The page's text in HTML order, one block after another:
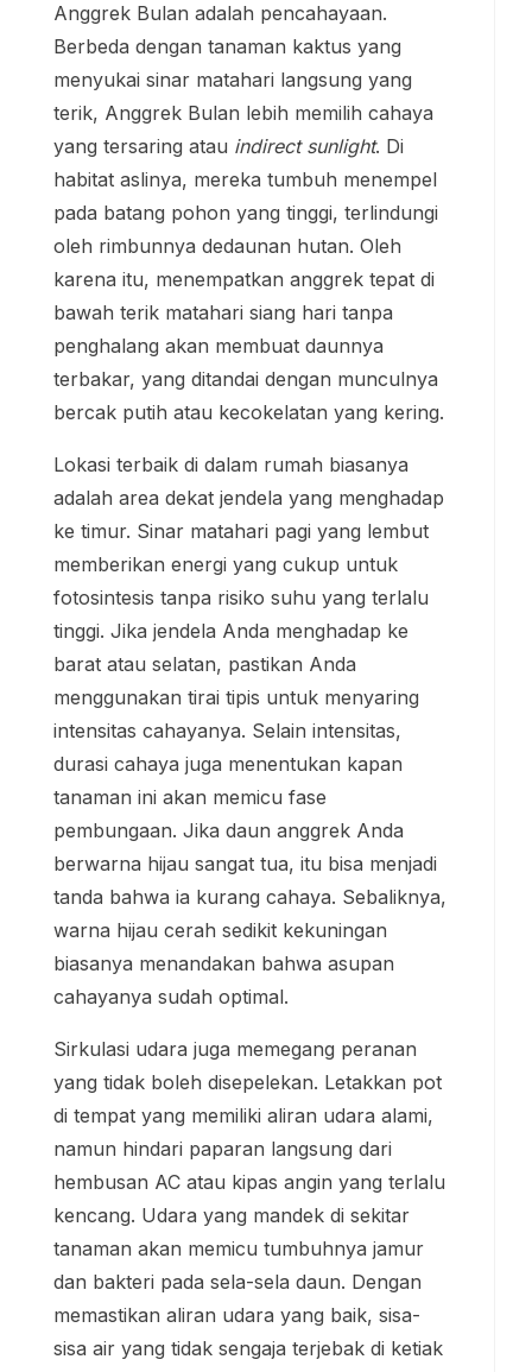
Anggrek Bulan adalah pencahayaan.
Berbeda dengan tanaman kaktus yang
menyukai sinar matahari langsung yang
terik, Anggrek Bulan lebih memilih cahaya
yang tersaring atau indirect sunlight. Di
habitat aslinya, mereka tumbuh menempel
pada batang pohon yang tinggi, terlindungi
oleh rimbunnya dedaunan hutan. Oleh
karena itu, menempatkan anggrek tepat di
bawah terik matahari siang hari tanpa
penghalang akan membuat daunnya
terbakar, yang ditandai dengan munculnya
bercak putih atau kecokelatan yang kering.
Lokasi terbaik di dalam rumah biasanya
adalah area dekat jendela yang menghadap
ke timur. Sinar matahari pagi yang lembut
memberikan energi yang cukup untuk
fotosintesis tanpa risiko suhu yang terlalu
tinggi. Jika jendela Anda menghadap ke
barat atau selatan, pastikan Anda
menggunakan tirai tipis untuk menyaring
intensitas cahayanya. Selain intensitas,
durasi cahaya juga menentukan kapan
tanaman ini akan memicu fase
pembungaan. Jika daun anggrek Anda
berwarna hijau sangat tua, itu bisa menjadi
tanda bahwa ia kurang cahaya. Sebaliknya,
warna hijau cerah sedikit kekuningan
biasanya menandakan bahwa asupan
cahayanya sudah optimal.
Sirkulasi udara juga memegang peranan
yang tidak boleh disepelekan. Letakkan pot
di tempat yang memiliki aliran udara alami,
namun hindari paparan langsung dari
hembusan AC atau kipas angin yang terlalu
kencang. Udara yang mandek di sekitar
tanaman akan memicu tumbuhnya jamur
dan bakteri pada sela-sela daun. Dengan
memastikan aliran udara yang baik, sisa-
sisa air yang tidak sengaja terjebak di ketiak